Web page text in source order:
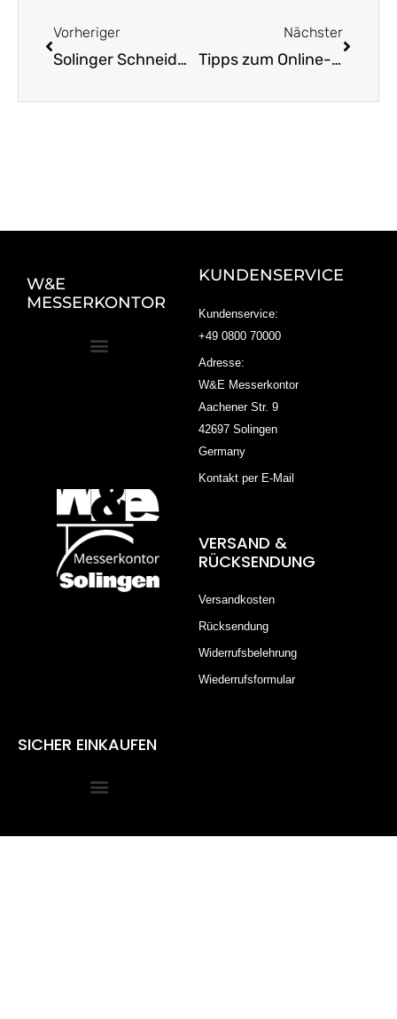
Vorheriger
Solinger Schneidwaren: Tradition und Handwerkskunst entdecken
Nächster
Tipps zum Online-Kauf von Messern aus Solingen
W&E
MESSERKONTOR
KUNDENSERVICE
Kundenservice:
+49 0800 70000
Adresse:
W&E Messerkontor
Aachener Str. 9
42697 Solingen
Germany
Kontakt per E-Mail
VERSAND &
RÜCKSENDUNG
Versandkosten
Rücksendung
Widerrufsbelehrung
Wiederrufsformular
SICHER EINKAUFEN